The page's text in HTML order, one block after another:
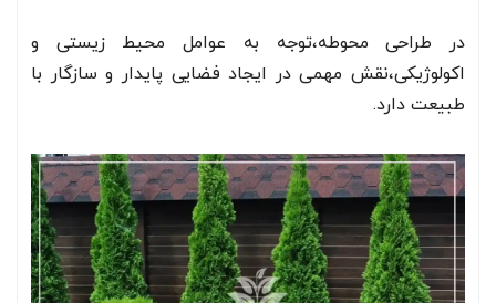
در طراحی محوطه،توجه به عوامل محیط زیستی و
اکولوژیکی،نقش مهمی در ایجاد فضایی پایدار و سازگار با
طبیعت دارد.